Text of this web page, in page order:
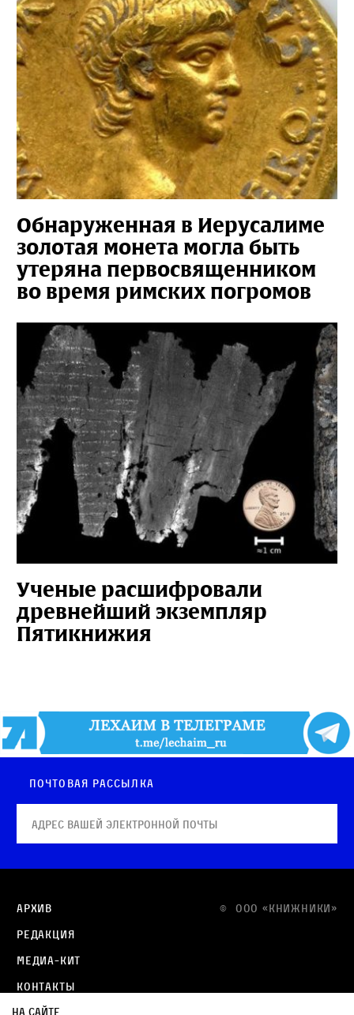
Обнаруженная в Иерусалиме
золотая монета могла быть
утеряна первосвященником
во время римских погромов
Ученые расшифровали
древнейший экземпляр
Пятикнижия
Почтовая рассылка
© OOO «КНИЖНИКИ»
Архив
Редакция
Медиа-кит
Контакты
Политика в отношении обработки персональных
На сайте